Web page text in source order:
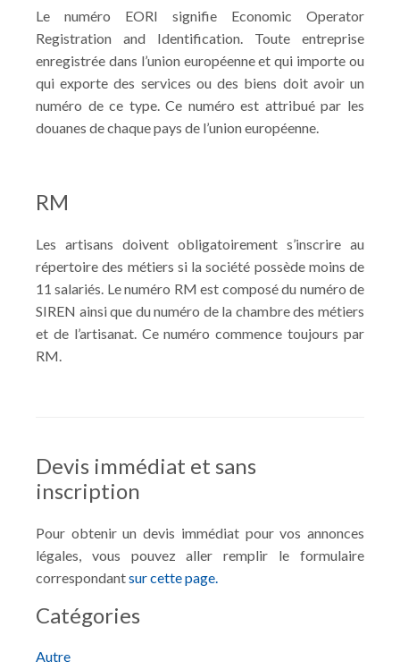
Le numéro EORI signifie Economic Operator
Registration and Identification. Toute entreprise
enregistrée dans l’union européenne et qui importe ou
qui exporte des services ou des biens doit avoir un
numéro de ce type. Ce numéro est attribué par les
douanes de chaque pays de l’union européenne.
RM
Les artisans doivent obligatoirement s’inscrire au
répertoire des métiers si la société possède moins de
11 salariés. Le numéro RM est composé du numéro de
SIREN ainsi que du numéro de la chambre des métiers
et de l’artisanat. Ce numéro commence toujours par
RM.
Devis immédiat et sans
inscription
Pour obtenir un devis immédiat pour vos annonces
légales, vous pouvez aller remplir le formulaire
correspondantsur cette page.
Catégories
Autre